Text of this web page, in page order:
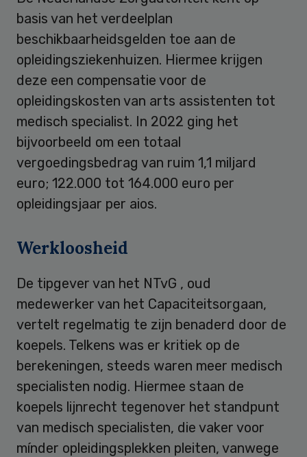
basis van het verdeelplan
beschikbaarheidsgelden toe aan de
opleidingsziekenhuizen. Hiermee krijgen
deze een compensatie voor de
opleidingskosten van arts assistenten tot
medisch specialist. In 2022 ging het
bijvoorbeeld om een totaal
vergoedingsbedrag van ruim 1,1 miljard
euro; 122.000 tot 164.000 euro per
opleidingsjaar per aios.
Werkloosheid
De tipgever van het NTvG , oud
medewerker van het Capaciteitsorgaan,
vertelt regelmatig te zijn benaderd door de
koepels. Telkens was er kritiek op de
berekeningen, steeds waren meer medisch
specialisten nodig. Hiermee staan de
koepels lijnrecht tegenover het standpunt
van medisch specialisten, die vaker voor
mínder opleidingsplekken pleiten, vanwege